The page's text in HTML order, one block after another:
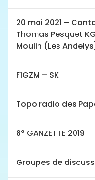
20 mai 2021 –
Thomas Pesquet
Moulin (Les
F1GZM – SK
Topo radio des
8° GANZETTE 2019
Groupes de